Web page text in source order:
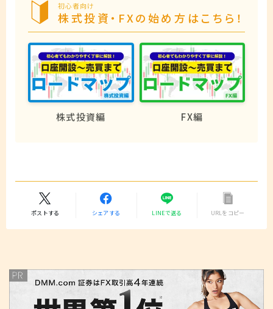
初心者向け
株式投資・FXの始め方はこちら！
株式投資編 FX編
ポストする シェアする LINEで送る URLをコピー